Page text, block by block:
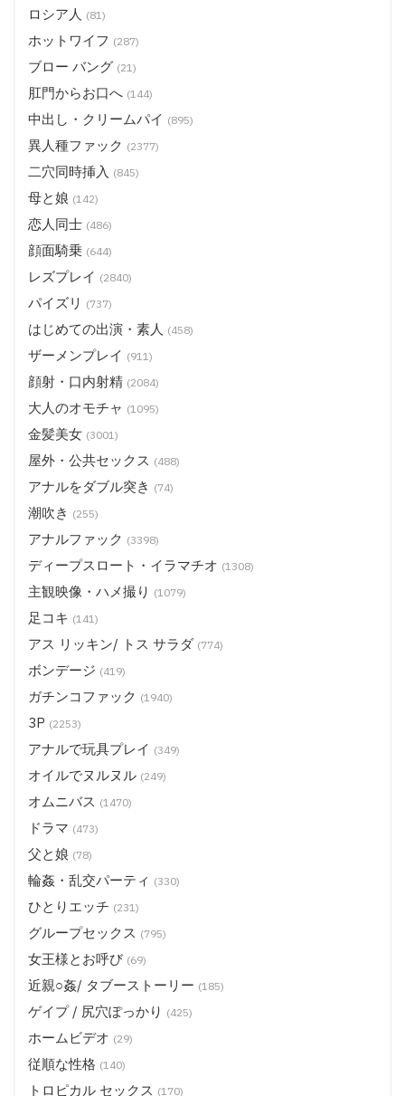
ロシア人 (81)
ホットワイフ (287)
ブロー バング (21)
肛門からお口へ (144)
中出し・クリームパイ (895)
異人種ファック (2377)
二穴同時挿入 (845)
母と娘 (142)
恋人同士 (486)
顔面騎乗 (644)
レズプレイ (2840)
パイズリ (737)
はじめての出演・素人 (458)
ザーメンプレイ (911)
顔射・口内射精 (2084)
大人のオモチャ (1095)
金髪美女 (3001)
屋外・公共セックス (488)
アナルをダブル突き (74)
潮吹き (255)
アナルファック (3398)
ディープスロート・イラマチオ (1308)
主観映像・ハメ撮り (1079)
足コキ (141)
アス リッキン/ トス サラダ (774)
ボンデージ (419)
ガチンコファック (1940)
3P (2253)
アナルで玩具プレイ (349)
オイルでヌルヌル (249)
オムニバス (1470)
ドラマ (473)
父と娘 (78)
輪姦・乱交パーティ (330)
ひとりエッチ (231)
グループセックス (795)
女王様とお呼び (69)
近親○姦/ タブーストーリー (185)
ゲイプ / 尻穴ぽっかり (425)
ホームビデオ (29)
従順な性格 (140)
トロピカル セックス (170)